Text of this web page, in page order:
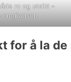
ro og utsikt –
for å la de